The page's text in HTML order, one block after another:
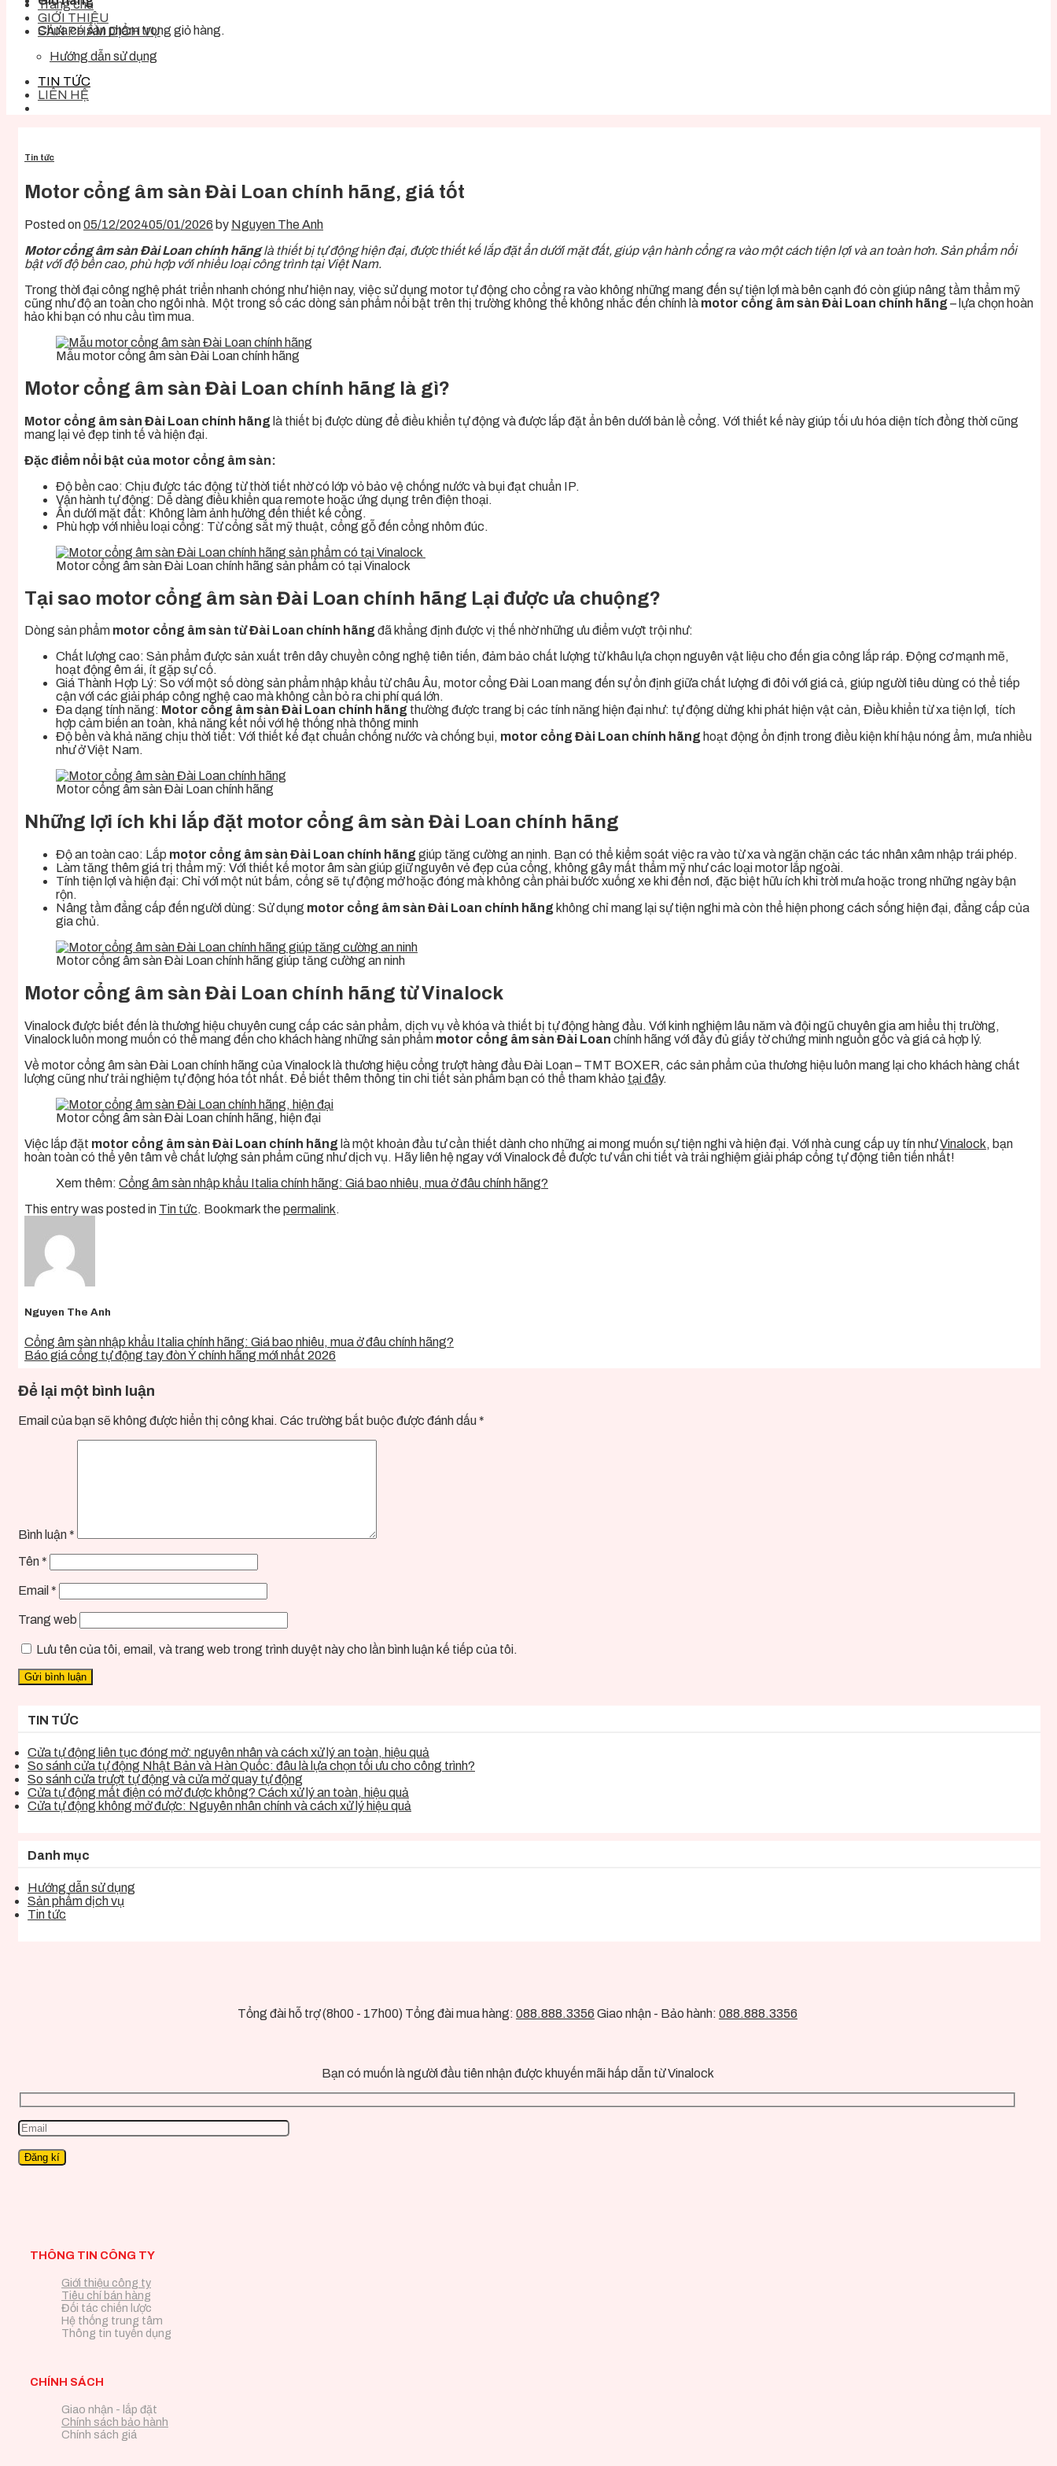
Chưa có sản phẩm trong giỏ hàng.
Trang chủ
GIỚI THIỆU
SẢN PHẨM DỊCH VỤ
Hướng dẫn sử dụng
TIN TỨC
LIÊN HỆ
Tin tức
Motor cổng âm sàn Đài Loan chính hãng, giá tốt
Posted on05/12/202405/01/2026 by Nguyen The Anh
Motor cổng âm sàn Đài Loan chính hãnglà thiết bị tự động hiện đại, được thiết kế lắp đặt ẩn dưới mặt đất, giúp vận hành cổng ra vào một cách tiện lợi và an toàn hơn. Sản phẩm nổi
bật với độ bền cao, phù hợp với nhiều loại công trình tại Việt Nam.
Trong thời đại công nghệ phát triển nhanh chóng như hiện nay, việc sử dụng motor tự động cho cổng ra vào không những mang đến sự tiện lợi mà bên cạnh đó còn giúp nâng tầm thẩm mỹ
cũng như độ an toàn cho ngôi nhà. Một trong số các dòng sản phẩm nổi bật trên thị trường không thể không nhắc đến chính là motor cổng âm sàn Đài Loan chính hãng – lựa chọn hoàn
hảo khi bạn có nhu cầu tìm mua.
Mẫu motor cổng âm sàn Đài Loan chính hãng
Motor cổng âm sàn Đài Loan chính hãng là gì?
Motor cổng âm sàn Đài Loan chính hãng là thiết bị được dùng để điều khiển tự động và được lắp đặt ẩn bên dưới bản lề cổng. Với thiết kế này giúp tối ưu hóa diện tích đồng thời cũng
mang lại vẻ đẹp tinh tế và hiện đại.
Đặc điểm nổi bật của motor cổng âm sàn:
Độ bền cao: Chịu được tác động từ thời tiết nhờ có lớp vỏ bảo vệ chống nước và bụi đạt chuẩn IP.
Vận hành tự động: Dễ dàng điều khiển qua remote hoặc ứng dụng trên điện thoại.
Ẩn dưới mặt đất: Không làm ảnh hưởng đến thiết kế cổng.
Phù hợp với nhiều loại cổng: Từ cổng sắt mỹ thuật, cổng gỗ đến cổng nhôm đúc.
Motor cổng âm sàn Đài Loan chính hãng sản phẩm có tại Vinalock
Tại sao motor cổng âm sàn Đài Loan chính hãng Lại được ưa chuộng?
Dòng sản phẩm motor cổng âm sàn từ Đài Loan chính hãng đã khẳng định được vị thế nhờ những ưu điểm vượt trội như:
Chất lượng cao: Sản phẩm được sản xuất trên dây chuyền công nghệ tiên tiến, đảm bảo chất lượng từ khâu lựa chọn nguyên vật liệu cho đến gia công lắp ráp. Động cơ mạnh mẽ,
hoạt động êm ái, ít gặp sự cố.
Giá Thành Hợp Lý: So với một số dòng sản phẩm nhập khẩu từ châu Âu, motor cổng Đài Loan mang đến sự ổn định giữa chất lượng đi đôi với giá cả, giúp người tiêu dùng có thể tiếp
cận với các giải pháp công nghệ cao mà không cần bỏ ra chi phí quá lớn.
Đa dạng tính năng: Motor cổng âm sàn Đài Loan chính hãng thường được trang bị các tính năng hiện đại như: tự động dừng khi phát hiện vật cản, Điều khiển từ xa tiện lợi, tích
hợp cảm biến an toàn, khả năng kết nối với hệ thống nhà thông minh
Độ bền và khả năng chịu thời tiết: Với thiết kế đạt chuẩn chống nước và chống bụi, motor cổng Đài Loan chính hãng hoạt động ổn định trong điều kiện khí hậu nóng ẩm, mưa nhiều
như ở Việt Nam.
Motor cổng âm sàn Đài Loan chính hãng
Những lợi ích khi lắp đặt motor cổng âm sàn Đài Loan chính hãng
Độ an toàn cao: Lắp motor cổng âm sàn Đài Loan chính hãng giúp tăng cường an ninh. Bạn có thể kiểm soát việc ra vào từ xa và ngăn chặn các tác nhân xâm nhập trái phép.
Làm tăng thêm giá trị thẩm mỹ: Với thiết kế motor âm sàn giúp giữ nguyên vẻ đẹp của cổng, không gây mất thẩm mỹ như các loại motor lắp ngoài.
Tính tiện lợi và hiện đại: Chỉ với một nút bấm, cổng sẽ tự động mở hoặc đóng mà không cần phải bước xuống xe khi đến nơi, đặc biệt hữu ích khi trời mưa hoặc trong những ngày bận
rộn.
Nâng tầm đẳng cấp đến người dùng: Sử dụng motor cổng âm sàn Đài Loan chính hãng không chỉ mang lại sự tiện nghi mà còn thể hiện phong cách sống hiện đại, đẳng cấp của
gia chủ.
Motor cổng âm sàn Đài Loan chính hãng giúp tăng cường an ninh
Motor cổng âm sàn Đài Loan chính hãng từ Vinalock
Vinalock được biết đến là thương hiệu chuyên cung cấp các sản phẩm, dịch vụ về khóa và thiết bị tự động hàng đầu. Với kinh nghiệm lâu năm và đội ngũ chuyên gia am hiểu thị trường,
Vinalock luôn mong muốn có thể mang đến cho khách hàng những sản phẩm motor cổng âm sàn Đài Loan chính hãng với đầy đủ giấy tờ chứng minh nguồn gốc và giá cả hợp lý.
Về motor cổng âm sàn Đài Loan chính hãng của Vinalock là thương hiệu cổng trượt hàng đầu Đài Loan – TMT BOXER, các sản phẩm của thương hiệu luôn mang lại cho khách hàng chất
lượng cũng như trải nghiệm tự động hóa tốt nhất. Để biết thêm thông tin chi tiết sản phẩm bạn có thể tham khảo tại đây.
Motor cổng âm sàn Đài Loan chính hãng, hiện đại
Việc lắp đặt motor cổng âm sàn Đài Loan chính hãng là một khoản đầu tư cần thiết dành cho những ai mong muốn sự tiện nghi và hiện đại. Với nhà cung cấp uy tín nhưVinalock, bạn
hoàn toàn có thể yên tâm về chất lượng sản phẩm cũng như dịch vụ. Hãy liên hệ ngay với Vinalock để được tư vấn chi tiết và trải nghiệm giải pháp cổng tự động tiên tiến nhất!
Xem thêm: Cổng âm sàn nhập khẩu Italia chính hãng: Giá bao nhiêu, mua ở đâu chính hãng?
This entry was posted in Tin tức. Bookmark thepermalink.
Nguyen The Anh
Cổng âm sàn nhập khẩu Italia chính hãng: Giá bao nhiêu, mua ở đâu chính hãng?
Báo giá cổng tự động tay đòn Ý chính hãng mới nhất 2026
Để lại một bình luận
Email của bạn sẽ không được hiển thị công khai. Các trường bắt buộc được đánh dấu *
Bình luận *
Tên *
Email *
Trang web
Lưu tên của tôi, email, và trang web trong trình duyệt này cho lần bình luận kế tiếp của tôi.
TIN TỨC
Cửa tự động liên tục đóng mở: nguyên nhân và cách xử lý an toàn, hiệu quả
So sánh cửa tự động Nhật Bản và Hàn Quốc: đâu là lựa chọn tối ưu cho công trình?
So sánh cửa trượt tự động và cửa mở quay tự động
Cửa tự động mất điện có mở được không? Cách xử lý an toàn, hiệu quả
Cửa tự động không mở được: Nguyên nhân chính và cách xử lý hiệu quả
Danh mục
Hướng dẫn sử dụng
Sản phẩm dịch vụ
Tin tức
Tổng đài hỗ trợ (8h00 - 17h00) Tổng đài mua hàng: 088.888.3356 Giao nhận - Bảo hành: 088.888.3356
Bạn có muốn là người đầu tiên nhận được khuyến mãi hấp dẫn từ Vinalock
THÔNG TIN CÔNG TY
Giới thiệu công ty
Tiêu chí bán hàng
Đối tác chiến lược
Hệ thống trung tâm
Thông tin tuyển dụng
CHÍNH SÁCH
Giao nhận - lắp đặt
Chính sách bảo hành
Chính sách giá